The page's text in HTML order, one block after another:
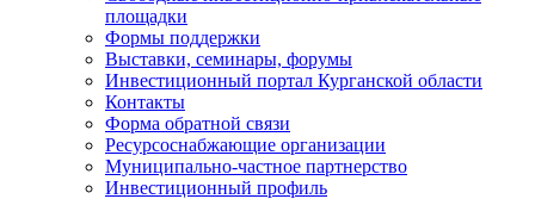
площадки
Формы поддержки
Выставки, семинары, форумы
Инвестиционный портал Курганской области
Контакты
Форма обратной связи
Ресурсоснабжающие организации
Муниципально-частное партнерство
Инвестиционный профиль